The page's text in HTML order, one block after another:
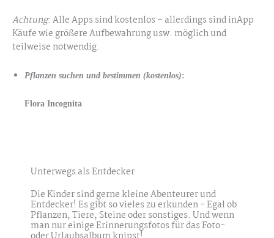
Achtung: Alle Apps sind kostenlos – allerdings sind inApp
Käufe wie größere Aufbewahrung usw. möglich und
teilweise notwendig.
Pflanzen suchen und bestimmen (kostenlos):
Flora Incognita
Unterwegs als Entdecker
Die Kinder sind gerne kleine Abenteurer und
Entdecker! Es gibt so vieles zu erkunden - Egal ob
Pflanzen, Tiere, Steine oder sonstiges. Und wenn
man nur einige Erinnerungsfotos für das Foto-